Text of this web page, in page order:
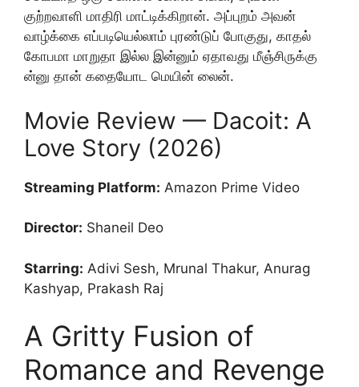
குற்றவாளி மாதிரி மாட்டிக்கிறான். அப்புறம் அவன்
வாழ்க்கை எப்படியெல்லாம் புரண்டுப் போகுது, காதல்
கோபமா மாறுதா இல்ல இன்னும் ஏதாவது மீஞ்சிருக்கு
ன்னு தான் கதையோட மெயின் லைன்.
Movie Review — Dacoit: A
Love Story (2026)
Streaming Platform: Amazon Prime Video
Director: Shaneil Deo
Starring: Adivi Sesh, Mrunal Thakur, Anurag
Kashyap, Prakash Raj
A Gritty Fusion of
Romance and Revenge